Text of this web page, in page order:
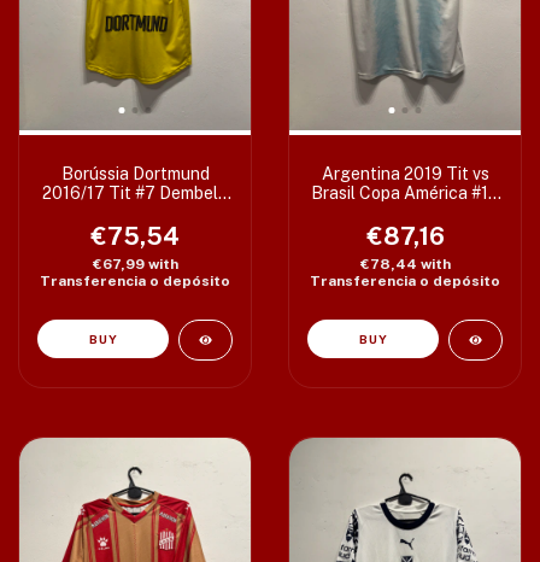
Borússia Dortmund
2016/17 Tit #7 Dembele
€75,54
€67,99 with
Transferencia o depósito
Argentina 2019 Tit vs
Brasil Copa América #10
74/76 cm) c/det
€87,16
€78,44 with
Transferencia o depósito